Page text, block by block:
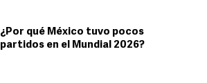
¿Por qué México tuvo pocos
partidos en el Mundial 2026?